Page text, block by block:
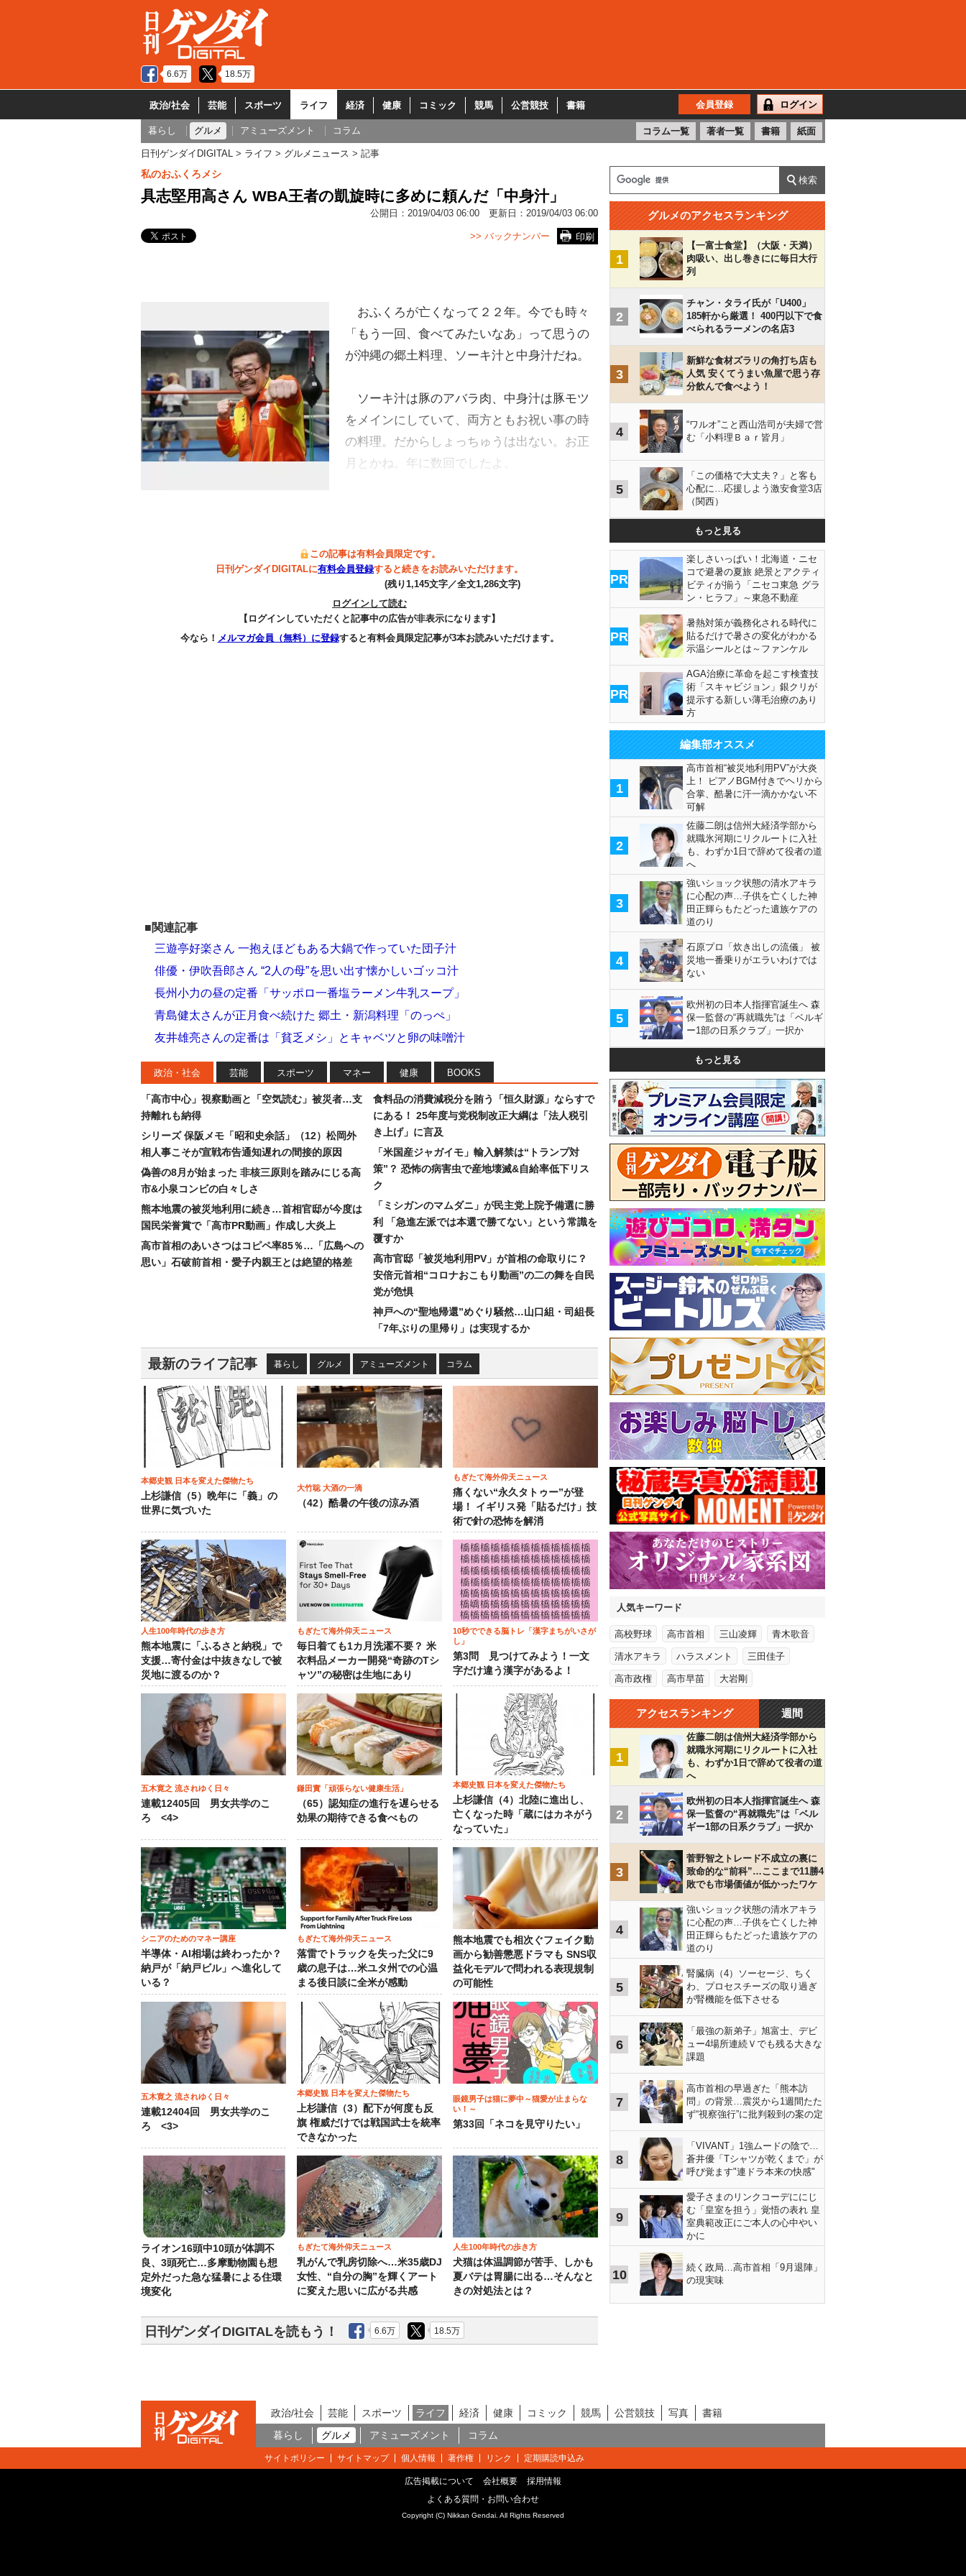
6.6万 18.5万
政治/社会 芸能 スポーツ ライフ 経済 健康 コミック 競馬 公営競技 書籍 会員登録 ログイン
暮らし グルメ アミューズメント コラム コラム一覧 著者一覧 書籍 紙面
日刊ゲンダイDIGITAL ライフ グルメニュース 記事
私のおふくろメシ
具志堅用高さん WBA王者の凱旋時に多めに頼んだ「中身汁」
公開日： 2019/04/03 06:00 更新日： 2019/04/03 06:00
印刷
>> バックナンバー
おふくろが亡くなって２２年。今でも時々
「もう一回、食べてみたいなあ」って思うの
が沖縄の郷土料理、ソーキ汁と中身汁だね。
ソーキ汁は豚のアバラ肉、中身汁は豚モツ
をメインにしていて、両方ともお祝い事の時
の料理。だからしょっちゅうは出ない。お正
月とかね。年に数回でしたよ。
この記事は有料会員限定です。
日刊ゲンダイDIGITALに有料会員登録すると続きをお読みいただけます。
(残り1,145文字／全文1,286文字)
ログインして読む
【ログインしていただくと記事中の広告が非表示になります】
今なら！ メルマガ会員（無料）に登録すると有料会員限定記事が3本お読みいただけます。
■関連記事
三遊亭好楽さん 一抱えほどもある大鍋で作っていた団子汁
俳優・伊吹吾郎さん “2人の母”を思い出す懐かしいゴッコ汁
長州小力の昼の定番「サッポロ一番塩ラーメン牛乳スープ」
青島健太さんが正月食べ続けた 郷土・新潟料理「のっぺ」
友井雄亮さんの定番は「貧乏メシ」とキャベツと卵の味噌汁
政治・社会 芸能 スポーツ マネー 健康 BOOKS
「高市中心」視察動画と「空気読む」被災者…支
持離れも納得
シリーズ 保阪メモ「昭和史余話」（12）松岡外
相人事こそが宣戦布告通知遅れの間接的原因
偽善の8月が始まった 非核三原則を踏みにじる高
市&小泉コンビの白々しさ
熊本地震の被災地利用に続き…首相官邸が今度は
国民栄誉賞で「高市PR動画」作成し大炎上
高市首相のあいさつはコピペ率85％…「広島への
思い」石破前首相・愛子内親王とは絶望的格差
食料品の消費減税分を賄う「恒久財源」ならすで
にある！ 25年度与党税制改正大綱は「法人税引
き上げ」に言及
「米国産ジャガイモ」輸入解禁は“トランプ対
策”？ 恐怖の病害虫で産地壊滅&自給率低下リス
ク
「ミシガンのマムダニ」が民主党上院予備選に勝
利 「急進左派では本選で勝てない」という常識を
覆すか
高市官邸「被災地利用PV」が首相の命取りに？
安倍元首相“コロナおこもり動画”の二の舞を自民
党が危惧
神戸への“聖地帰還”めぐり騒然…山口組・司組長
「7年ぶりの里帰り」は実現するか
最新のライフ記事 暮らし グルメ アミューズメント コラム
本郷史観 日本を変えた傑物たち
上杉謙信（5）晩年に「義」の
世界に気づいた
大竹聡 大酒の一滴
（42）酷暑の午後の涼み酒
もぎたて海外仰天ニュース
痛くない“永久タトゥー”が登
場！ イギリス発「貼るだけ」技
術で針の恐怖を解消
人生100年時代の歩き方
熊本地震に「ふるさと納税」で
支援…寄付金は中抜きなしで被
災地に渡るのか？
もぎたて海外仰天ニュース
毎日着ても1カ月洗濯不要？ 米
衣料品メーカー開発“奇跡のTシ
ャツ”の秘密は生地にあり
10秒でできる脳トレ「漢字まちがいさが
し」
第3問 見つけてみよう！一文
字だけ違う漢字があるよ！
五木寛之 流されゆく日々
連載12405回 男女共学のこ
ろ <4>
鎌田實「頑張らない健康生活」
（65）認知症の進行を遅らせる
効果の期待できる食べもの
本郷史観 日本を変えた傑物たち
上杉謙信（4）北陸に進出し、
亡くなった時「蔵にはカネがう
なっていた」
シニアのためのマネー講座
半導体・AI相場は終わったか？
納戸が「納戸ビル」へ進化して
いる？
もぎたて海外仰天ニュース
落雷でトラックを失った父に9
歳の息子は…米ユタ州での心温
まる後日談に全米が感動
熊本地震でも相次ぐフェイク動
画から勧善懲悪ドラマも SNS収
益化モデルで問われる表現規制
の可能性
五木寛之 流されゆく日々
連載12404回 男女共学のこ
ろ <3>
本郷史観 日本を変えた傑物たち
上杉謙信（3）配下が何度も反
旗 権威だけでは戦国武士を統率
できなかった
眼鏡男子は猫に夢中～猫愛が止まらな
い！～
第33回「ネコを見守りたい」
ライオン16頭中10頭が体調不
良、3頭死亡…多摩動物園も想
定外だった急な猛暑による住環
境変化
もぎたて海外仰天ニュース
乳がんで乳房切除へ…米35歳DJ
女性、“自分の胸”を輝くアート
に変えた思いに広がる共感
人生100年時代の歩き方
犬猫は体温調節が苦手、しかも
夏バテは胃腸に出る…そんなと
きの対処法とは？
日刊ゲンダイDIGITALを読もう！ 6.6万 18.5万
グルメのアクセスランキング
1
【一富士食堂】（大阪・天満）
肉吸い、出し巻きにに毎日大行
列
2
チャン・タライ氏が「U400」
185軒から厳選！ 400円以下で食
べられるラーメンの名店3
3
新鮮な食材ズラリの角打ち店も
人気 安くてうまい魚屋で思う存
分飲んで食べよう！
4
“ワルオ”こと西山浩司が夫婦で営
む「小料理Ｂａｒ皆月」
5
「この価格で大丈夫？」と客も
心配に…応援しよう激安食堂3店
（関西）
もっと見る
PR
楽しさいっぱい！北海道・ニセ
コで避暑の夏旅 絶景とアクティ
ビティが揃う「ニセコ東急 グラ
ン・ヒラフ」～東急不動産
PR
暑熱対策が義務化される時代に
貼るだけで暑さの変化がわかる
示温シールとは～ファンケル
PR
AGA治療に革命を起こす検査技
術「スキャビジョン」銀クリが
提示する新しい薄毛治療のあり
方
編集部オススメ
1
高市首相“被災地利用PV”が大炎
上！ ピアノBGM付きでヘリから
合掌、酷暑に汗一滴かかない不
可解
2
佐藤二朗は信州大経済学部から
就職氷河期にリクルートに入社
も、わずか1日で辞めて役者の道
へ
3
強いショック状態の清水アキラ
に心配の声…子供を亡くした神
田正輝らもたどった遺族ケアの
道のり
4
石原プロ「炊き出しの流儀」 被
災地一番乗りがエラいわけでは
ない
5
欧州初の日本人指揮官誕生へ 森
保一監督の“再就職先”は「ベルギ
ー1部の日系クラブ」一択か
もっと見る
人気キーワード
高校野球 高市首相 三山凌輝 青木歌音
清水アキラ ハラスメント 三田佳子
高市政権 高市早苗 大岩剛
アクセスランキング 週間
1
佐藤二朗は信州大経済学部から
就職氷河期にリクルートに入社
も、わずか1日で辞めて役者の道
へ
2
欧州初の日本人指揮官誕生へ 森
保一監督の“再就職先”は「ベル
ギー1部の日系クラブ」一択か
3
菅野智之トレード不成立の裏に
致命的な“前科”…ここまで11勝4
敗でも市場価値が低かったワケ
4
強いショック状態の清水アキラ
に心配の声…子供を亡くした神
田正輝らもたどった遺族ケアの
道のり
5
腎臓病（4）ソーセージ、ちく
わ、プロセスチーズの取り過ぎ
が腎機能を低下させる
6
「最強の新弟子」旭富士、デビ
ュー4場所連続Ｖでも残る大きな
課題
7
高市首相の早過ぎた「熊本訪
問」の背景…震災から1週間たた
ず“視察強行”に批判殺到の案の定
8
「VIVANT」1強ムードの陰で…
蒼井優「Tシャツが乾くまで」が
呼び覚ます"連ドラ本来の快感"
9
愛子さまのリンクコーデににじ
む「皇室を担う」覚悟の表れ 皇
室典範改正にご本人の心中やい
かに
10
続く政局…高市首相「9月退陣」
の現実味
政治/社会 芸能 スポーツ ライフ 経済 健康 コミック 競馬 公営競技 写真
書籍
暮らし
グルメ アミューズメント コラム
サイトポリシー サイトマップ 個人情報 著作権 リンク 定期購読申込み
広告掲載について 会社概要
採用情報
よくある質問・お問い合わせ
Copyright (C) Nikkan Gendai. All Rights Reserved